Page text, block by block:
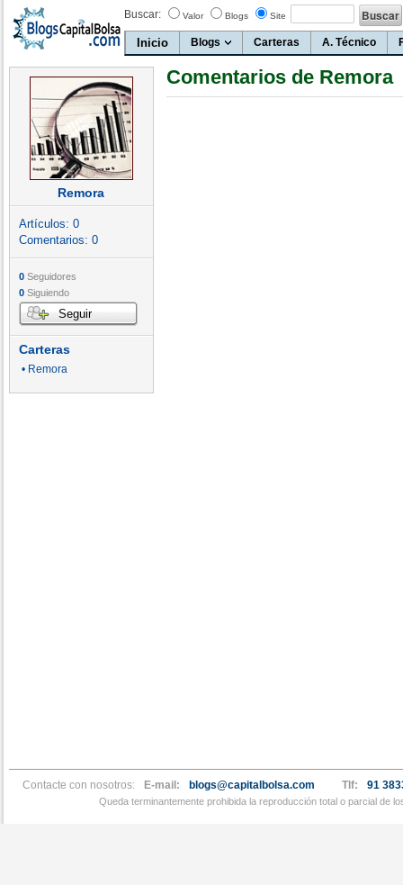
Buscar: Valor Blogs Site
Inicio Blogs Carteras A. Técnico
Remora
Artículos: 0
Comentarios: 0
0 Seguidores
0 Siguiendo
Seguir
Carteras
• Remora
Comentarios de Remora
Contacte con nosotros: E-mail: blogs@capitalbolsa.com Tlf: 91
Queda terminantemente prohibida la reproducción total o parcial de